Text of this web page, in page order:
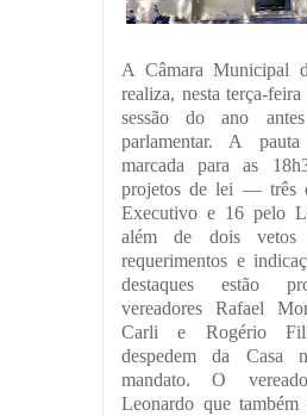
A Câmara Municipal
realiza, nesta terça-
sessão do ano
parlamentar. A
marcada para as
projetos de lei — três
Executivo e 16 pelo
além de dois vetos
requerimentos e
destaques estão
vereadores Rafael
Carli e Rogério
despedem da Casa
mandato. O
Leonardo que também